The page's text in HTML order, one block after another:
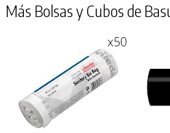
Más Bolsas y Cubos de
x50